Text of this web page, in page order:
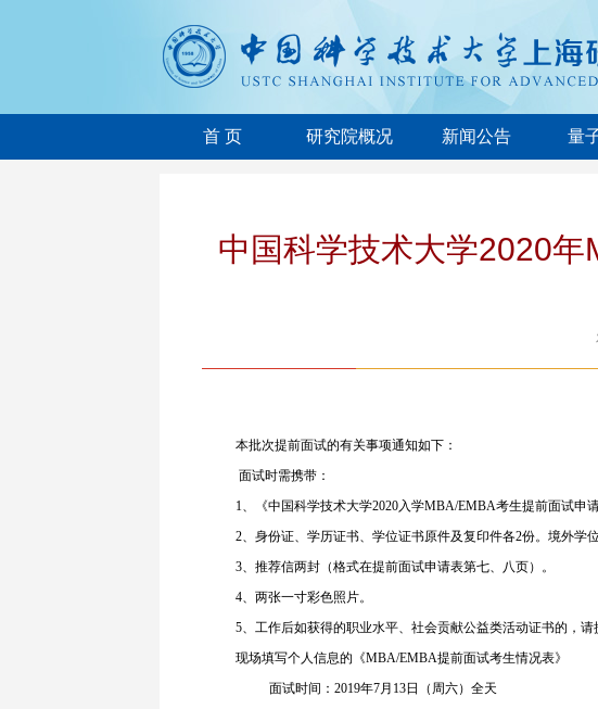
首 页 研究院概况 新闻公告 量
中国科学技术大学2020年
本批次提前面试的有关事项通知如下：
面试时需携带：
1、《中国科学技术大学2020入学MBA/EMBA考生提前面试申
2、身份证、学历证书、学位证书原件及复印件各2份。境外学
3、推荐信两封（格式在提前面试申请表第七、八页）。
4、两张一寸彩色照片。
5、工作后如获得的职业水平、社会贡献公益类活动证书的，请
现场填写个人信息的《MBA/EMBA提前面试考生情况表》
面试时间：2019年7月13日（周六）全天